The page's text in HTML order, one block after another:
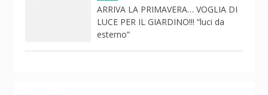
ARRIVA LA PRIMAVERA… VOGLIA DI
LUCE PER IL GIARDINO!!! “luci da
esterno”